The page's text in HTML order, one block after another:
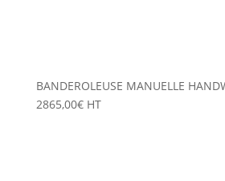
BANDEROLEUSE MANUELLE
2865,00€ HT